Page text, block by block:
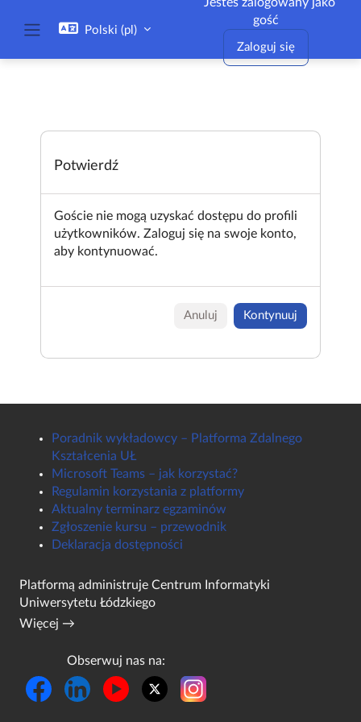
Polski ‎(pl)‎
gość
Zaloguj się
Potwierdź
Goście nie mogą uzyskać dostępu do profili
użytkowników. Zaloguj się na swoje konto,
aby kontynuować.
Anuluj Kontynuuj
Poradnik wykładowcy – Platforma Zdalnego
Kształcenia UŁ
Microsoft Teams – jak korzystać?
Regulamin korzystania z platformy
Aktualny terminarz egzaminów
Zgłoszenie kursu – przewodnik
Deklaracja dostępności
Platformą administruje Centrum Informatyki
Uniwersytetu Łódzkiego
Więcej →
Obserwuj nas na: